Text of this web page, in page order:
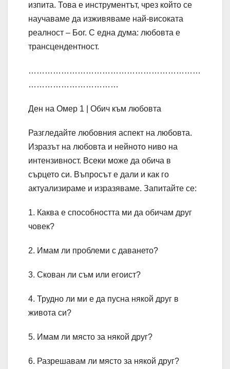
изпита. Това е инструментът, чрез който се
научаваме да изживяваме най-високата
реалност – Бог. С една дума: любовта е
трансцендентност.
………………………………………………………
……………………………
Ден на Омер 1 | Обич към любовта
Разгледайте любовния аспект на любовта.
Изразът на любовта и нейното ниво на
интензивност. Всеки може да обича в
сърцето си. Въпросът е дали и как го
актуализираме и изразяваме. Запитайте се:
1. Каква е способността ми да обичам друг
човек?
2. Имам ли проблеми с даването?
3. Скован ли съм или егоист?
4. Трудно ли ми е да пусна някой друг в
живота си?
5. Имам ли място за някой друг?
6. Разрешавам ли място за някой друг?